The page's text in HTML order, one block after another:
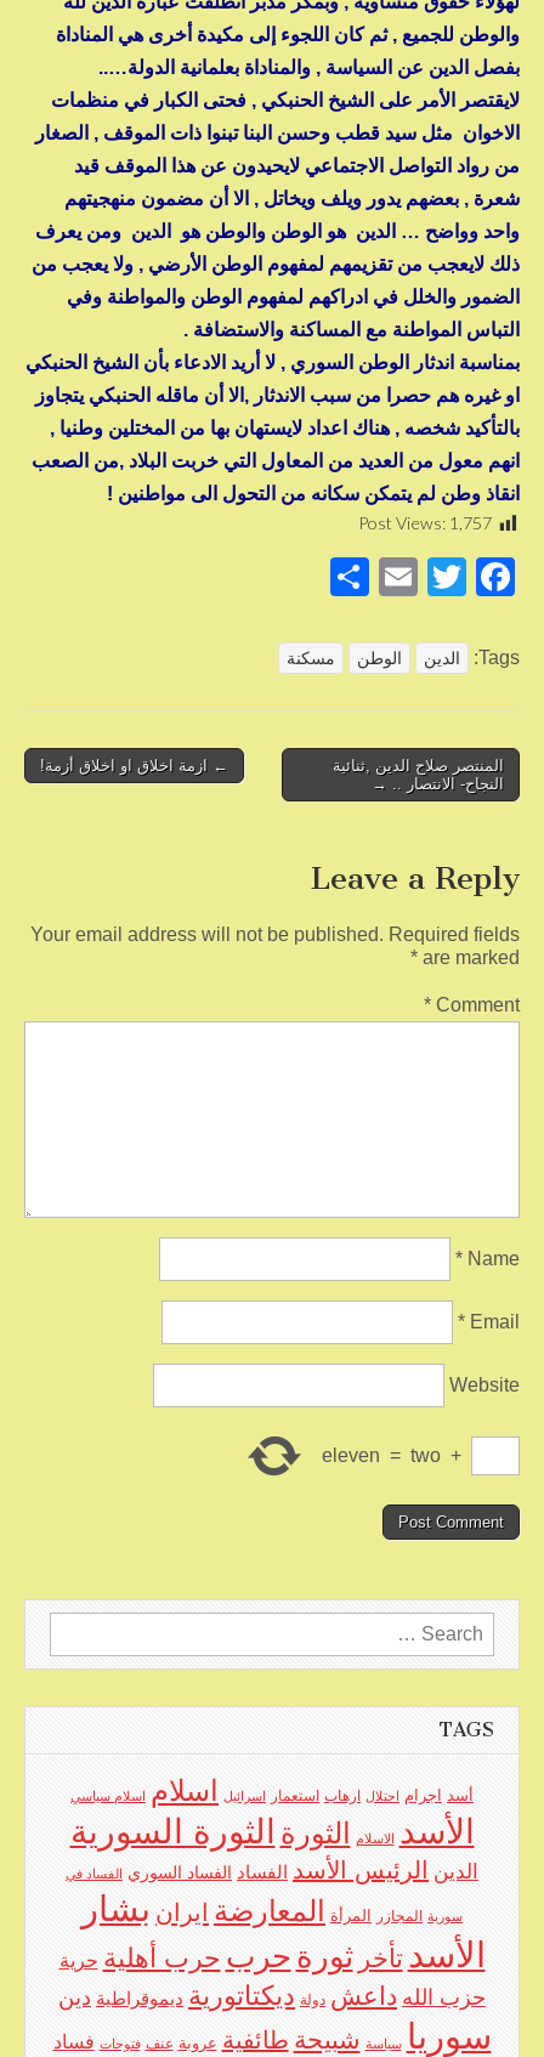
والوطن للجميع , ثم كان اللجوء إلى مكيدة أخرى هي المناداة
بفصل الدين عن السياسة , والمناداة بعلمانية الدولة…..
لايقتصر الأمر على الشيخ الحنبكي , فحتى الكبار في منظمات
الاخوان مثل سيد قطب وحسن البنا تبنوا ذات الموقف , الصغار
من رواد التواصل الاجتماعي لايحيدون عن هذا الموقف قيد
شعرة , بعضهم يدور ويلف ويخاتل , الا أن مضمون منهجيتهم
واحد وواضح … الدين هو الوطن والوطن هو الدين ومن يعرف
ذلك لايعجب من تقزيمهم لمفهوم الوطن الأرضي , ولا يعجب من
الضمور والخلل في ادراكهم لمفهوم الوطن والمواطنة وفي
التباس المواطنة مع المساكنة والاستضافة .
بمناسبة اندثار الوطن السوري , لا أريد الادعاء بأن الشيخ الحنبكي
او غيره هم حصرا من سبب الاندثار ,الا أن ماقله الحنبكي يتجاوز
بالتأكيد شخصه , هناك اعداد لايستهان بها من المختلين وطنيا ,
انهم معول من العديد من المعاول التي خربت البلاد ,من الصعب
انقاذ وطن لم يتمكن سكانه من التحول الى مواطنين !
Post Views: 1,757
F
c
o
o
T
tt
E
ail
ar
Tags: الدين الوطن مسكنة
Post
navigation
← ازمة اخلاق او اخلاق أزمة!
المنتصر صلاح الدين ,ثنائية
النجاح- الانتصار .. →
Leave a Reply
Your email address will not be published. Required fields
are marked
*
Comment
*
Name
*
Email
*
Website
+
two
=
eleven
Search
for:
TAGS
أسد اجرام احتلال ارهاب استعمار اسرائيل اسلام اسلام سياسي
الأسد الاسلام الثورة الثورة السورية
الدين الرئيس الأسد الفساد الفساد السوري الفساد في
سورية المجازر المرأة المعارضة ايران بشار
الأسد تأخر ثورة حرب حرب أهلية حرية
حزب الله داعش دولة ديكتاتورية ديموقراطية دين
سوريا سياسة شبيحة طائفية عروبة عنف فتوحات فساد